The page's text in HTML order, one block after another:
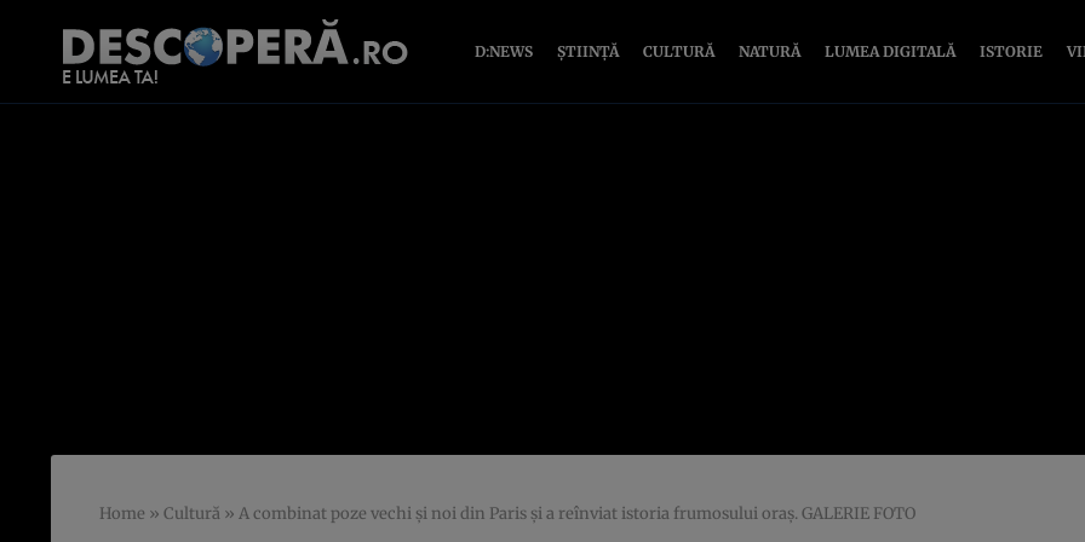
D:NEWS ȘTIINȚĂ CULTURĂ NATURĂ LUMEA DIGITALĂ ISTORIE
Home » Cultură » A combinat poze vechi şi noi din Paris şi a reînviat istoria frumosului oraş. GALERIE FOTO